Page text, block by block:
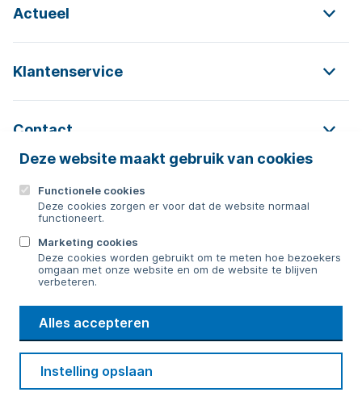
Deze website maakt gebruik van cookies
Functionele cookies
Deze cookies zorgen er voor dat de website normaal
functioneert.
Marketing cookies
Deze cookies worden gebruikt om te meten hoe bezoekers
omgaan met onze website en om de website te blijven
verbeteren.
Alles accepteren
Instelling opslaan
Actueel
Klantenservice
Contact
Contact
Bericht sturen
WMD
Drinkwater
Cookie voorkeuren
Privacy Disclaimer